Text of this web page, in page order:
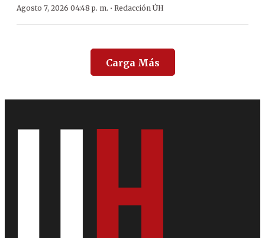
Agosto 7, 2026 04:48 p. m. · Redacción ÚH
Carga Más